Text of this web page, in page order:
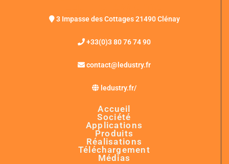
3 Impasse des Cottages 21490 Clénay
+33(0)3 80 76 74 90
contact@ledustry.fr
ledustry.fr/
Accueil
Société
Applications
Produits
Réalisations
Téléchargement
Médias